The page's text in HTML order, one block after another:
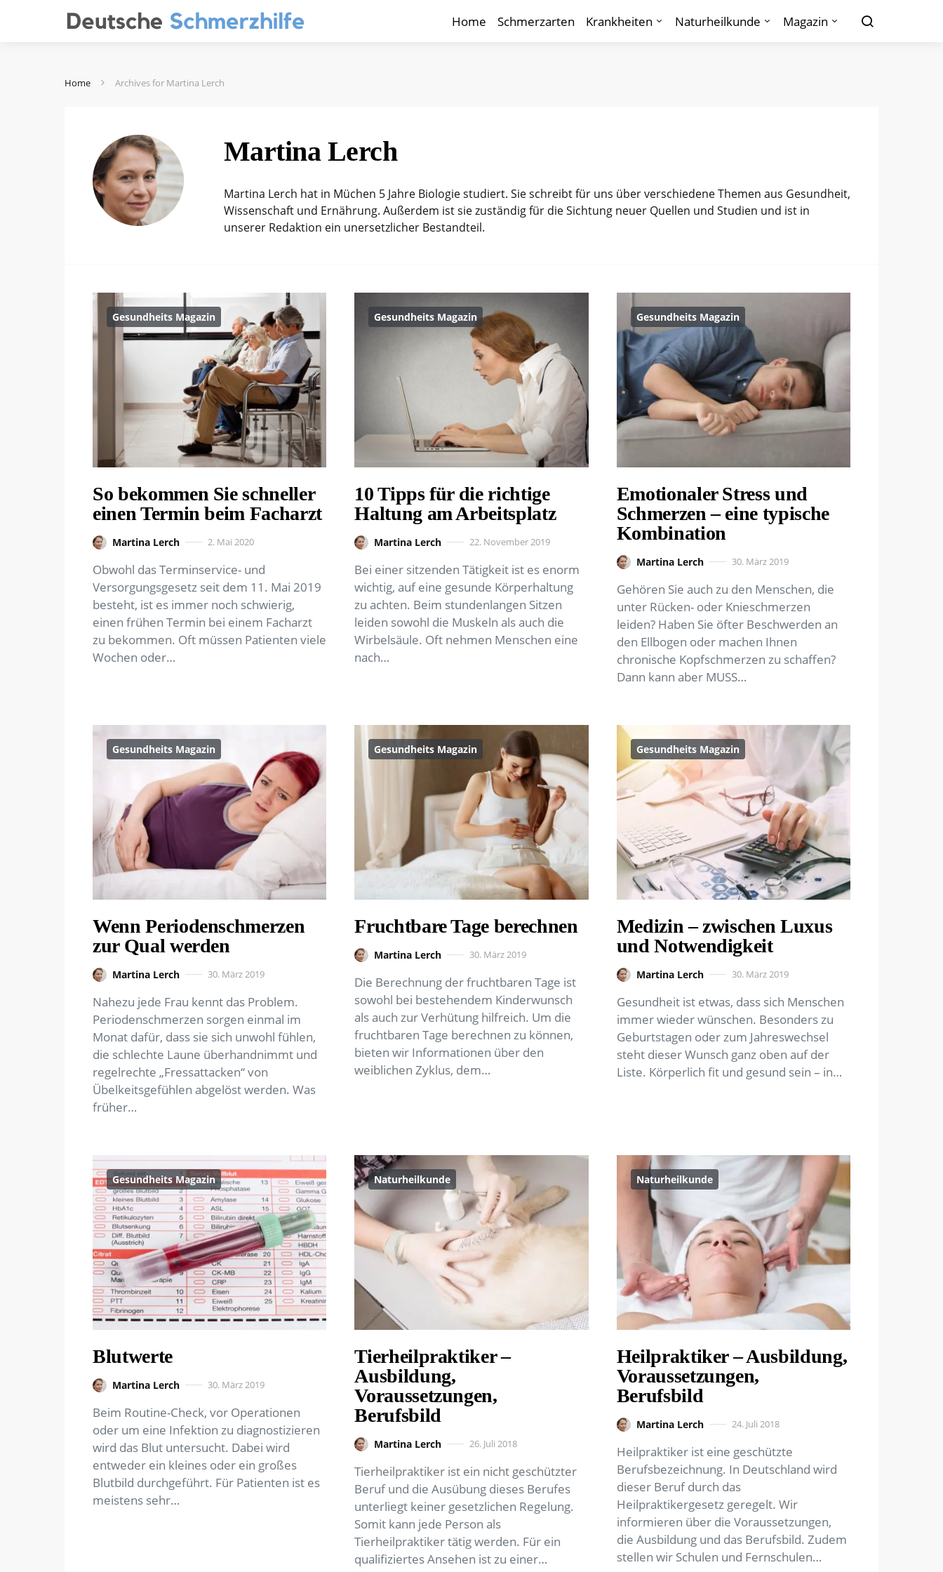
Home Schmerzarten Krankheiten Naturheilkunde Magazin
Home Archives for Martina Lerch
Martina Lerch
Martina Lerch hat in Müchen 5 Jahre Biologie studiert. Sie schreibt für uns über verschiedene Themen aus Gesundheit,
Wissenschaft und Ernährung. Außerdem ist sie zuständig für die Sichtung neuer Quellen und Studien und ist in
unserer Redaktion ein unersetzlicher Bestandteil.
Gesundheits Magazin
So bekommen Sie schneller
einen Termin beim Facharzt
Martina Lerch 2. Mai 2020
Obwohl das Terminservice- und
Versorgungsgesetz seit dem 11. Mai 2019
besteht, ist es immer noch schwierig,
einen frühen Termin bei einem Facharzt
zu bekommen. Oft müssen Patienten viele
Wochen oder…
Gesundheits Magazin
10 Tipps für die richtige
Haltung am Arbeitsplatz
Martina Lerch 22. November 2019
Bei einer sitzenden Tätigkeit ist es enorm
wichtig, auf eine gesunde Körperhaltung
zu achten. Beim stundenlangen Sitzen
leiden sowohl die Muskeln als auch die
Wirbelsäule. Oft nehmen Menschen eine
nach…
Gesundheits Magazin
Emotionaler Stress und
Schmerzen – eine typische
Kombination
Martina Lerch 30. März 2019
Gehören Sie auch zu den Menschen, die
unter Rücken- oder Knieschmerzen
leiden? Haben Sie öfter Beschwerden an
den Ellbogen oder machen Ihnen
chronische Kopfschmerzen zu schaffen?
Dann kann aber MUSS…
Gesundheits Magazin
Wenn Periodenschmerzen
zur Qual werden
Martina Lerch 30. März 2019
Nahezu jede Frau kennt das Problem.
Periodenschmerzen sorgen einmal im
Monat dafür, dass sie sich unwohl fühlen,
die schlechte Laune überhandnimmt und
regelrechte „Fressattacken“ von
Übelkeitsgefühlen abgelöst werden. Was
früher…
Gesundheits Magazin
Fruchtbare Tage berechnen
Martina Lerch 30. März 2019
Die Berechnung der fruchtbaren Tage ist
sowohl bei bestehendem Kinderwunsch
als auch zur Verhütung hilfreich. Um die
fruchtbaren Tage berechnen zu können,
bieten wir Informationen über den
weiblichen Zyklus, dem…
Gesundheits Magazin
Medizin – zwischen Luxus
und Notwendigkeit
Martina Lerch 30. März 2019
Gesundheit ist etwas, dass sich Menschen
immer wieder wünschen. Besonders zu
Geburtstagen oder zum Jahreswechsel
steht dieser Wunsch ganz oben auf der
Liste. Körperlich fit und gesund sein – in…
Gesundheits Magazin
Blutwerte
Martina Lerch 30. März 2019
Beim Routine-Check, vor Operationen
oder um eine Infektion zu diagnostizieren
wird das Blut untersucht. Dabei wird
entweder ein kleines oder ein großes
Blutbild durchgeführt. Für Patienten ist es
meistens sehr…
Naturheilkunde
Tierheilpraktiker –
Ausbildung,
Voraussetzungen,
Berufsbild
Martina Lerch 26. Juli 2018
Tierheilpraktiker ist ein nicht geschützter
Beruf und die Ausübung dieses Berufes
unterliegt keiner gesetzlichen Regelung.
Somit kann jede Person als
Tierheilpraktiker tätig werden. Für ein
qualifiziertes Ansehen ist zu einer…
Naturheilkunde
Heilpraktiker – Ausbildung,
Voraussetzungen,
Berufsbild
Martina Lerch 24. Juli 2018
Heilpraktiker ist eine geschützte
Berufsbezeichnung. In Deutschland wird
dieser Beruf durch das
Heilpraktikergesetz geregelt. Wir
informieren über die Voraussetzungen,
die Ausbildung und das Berufsbild. Zudem
stellen wir Schulen und Fernschulen…